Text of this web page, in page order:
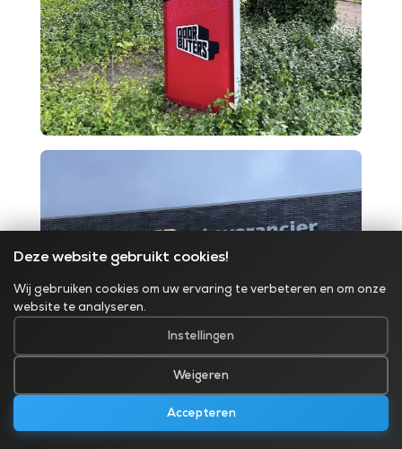
Deze website gebruikt cookies!
Wij gebruiken cookies om uw ervaring te verbeteren en om onze
website te analyseren.
Instellingen
Weigeren
Accepteren